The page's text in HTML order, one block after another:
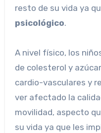
resto de su vida ya
psicológico.
A nivel físico, los
de colesterol y
cardio-vasculares y
ver afectado la
movilidad, aspecto
su vida ya que les